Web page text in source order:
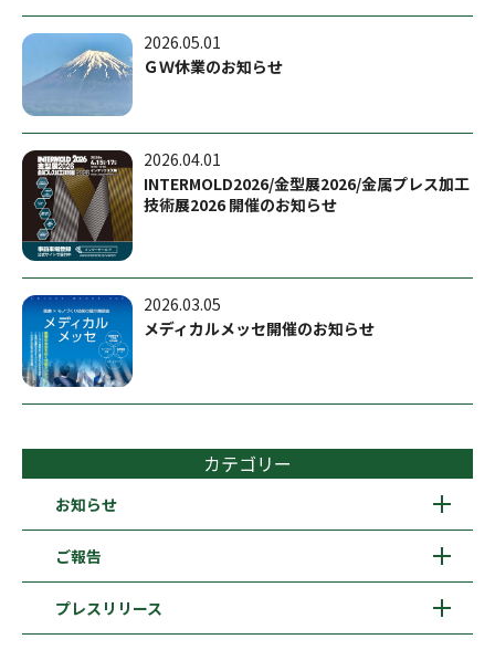
2026.05.01
ＧＷ休業のお知らせ
2026.04.01
INTERMOLD2026/金型展2026/金属プレス加工
技術展2026 開催のお知らせ
2026.03.05
メディカルメッセ開催のお知らせ
カテゴリー
お知らせ
ご報告
プレスリリース